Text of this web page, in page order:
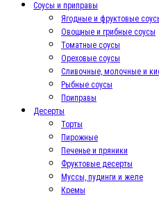
Соусы и приправы
Ягодные и фруктовые
Овощные и грибные соусы
Томатные соусы
Ореховые соусы
Сливочные, молочные и
Рыбные соусы
Приправы
Десерты
Торты
Пирожные
Печенье и пряники
Фруктовые десерты
Муссы, пудинги и желе
Кремы